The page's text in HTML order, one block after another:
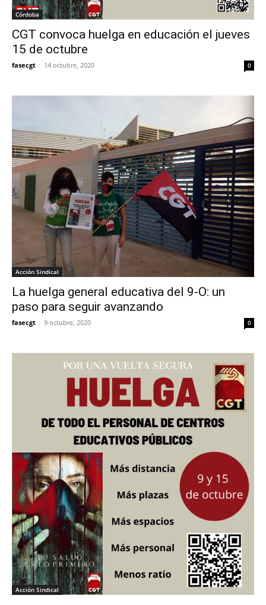
Córdoba
CGT convoca huelga en educación el jueves
15 de octubre
fasecgt - 14 octubre, 2020 0
Acción Sindical
La huelga general educativa del 9-O: un
paso para seguir avanzando
fasecgt - 9 octubre, 2020 0
Acción Sindical